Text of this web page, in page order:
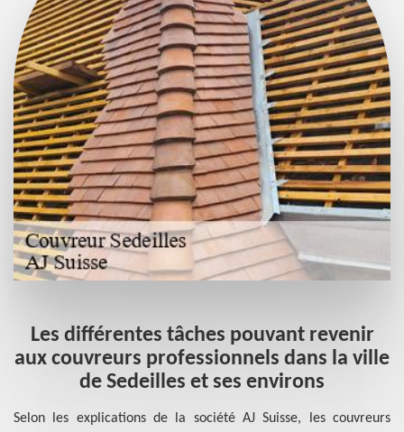
Les différentes tâches pouvant revenir
aux couvreurs professionnels dans la ville
de Sedeilles et ses environs
Selon les explications de la société AJ Suisse, les couvreurs